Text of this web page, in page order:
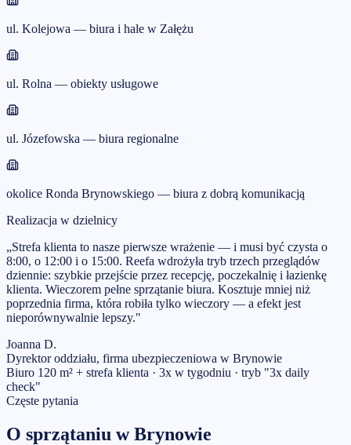
ul. Kolejowa — biura i hale w Załężu
ul. Rolna — obiekty usługowe
ul. Józefowska — biura regionalne
okolice Ronda Brynowskiego — biura z dobrą komunikacją
Realizacja w dzielnicy
„Strefa klienta to nasze pierwsze wrażenie — i musi być czysta o
8:00, o 12:00 i o 15:00. Reefa wdrożyła tryb trzech przeglądów
dziennie: szybkie przejście przez recepcję, poczekalnię i łazienkę
klienta. Wieczorem pełne sprzątanie biura. Kosztuje mniej niż
poprzednia firma, która robiła tylko wieczory — a efekt jest
nieporównywalnie lepszy."
Joanna D.
Dyrektor oddziału, firma ubezpieczeniowa w Brynowie
Biuro 120 m² + strefa klienta · 3x w tygodniu · tryb "3x daily
check"
Częste pytania
O sprzątaniu w Brynowie